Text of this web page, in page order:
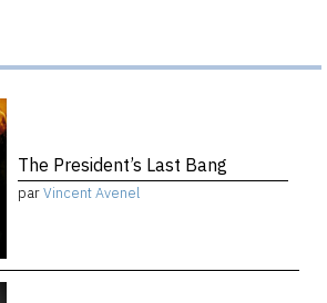
The President’s Last Bang
parVincent Avenel